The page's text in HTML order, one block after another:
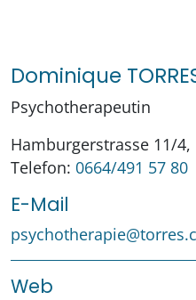
Dominique
Psychotherapeutin
Hamburgerstrasse 11/4,
Telefon: 0664/491 57 80
E-Mail
Web